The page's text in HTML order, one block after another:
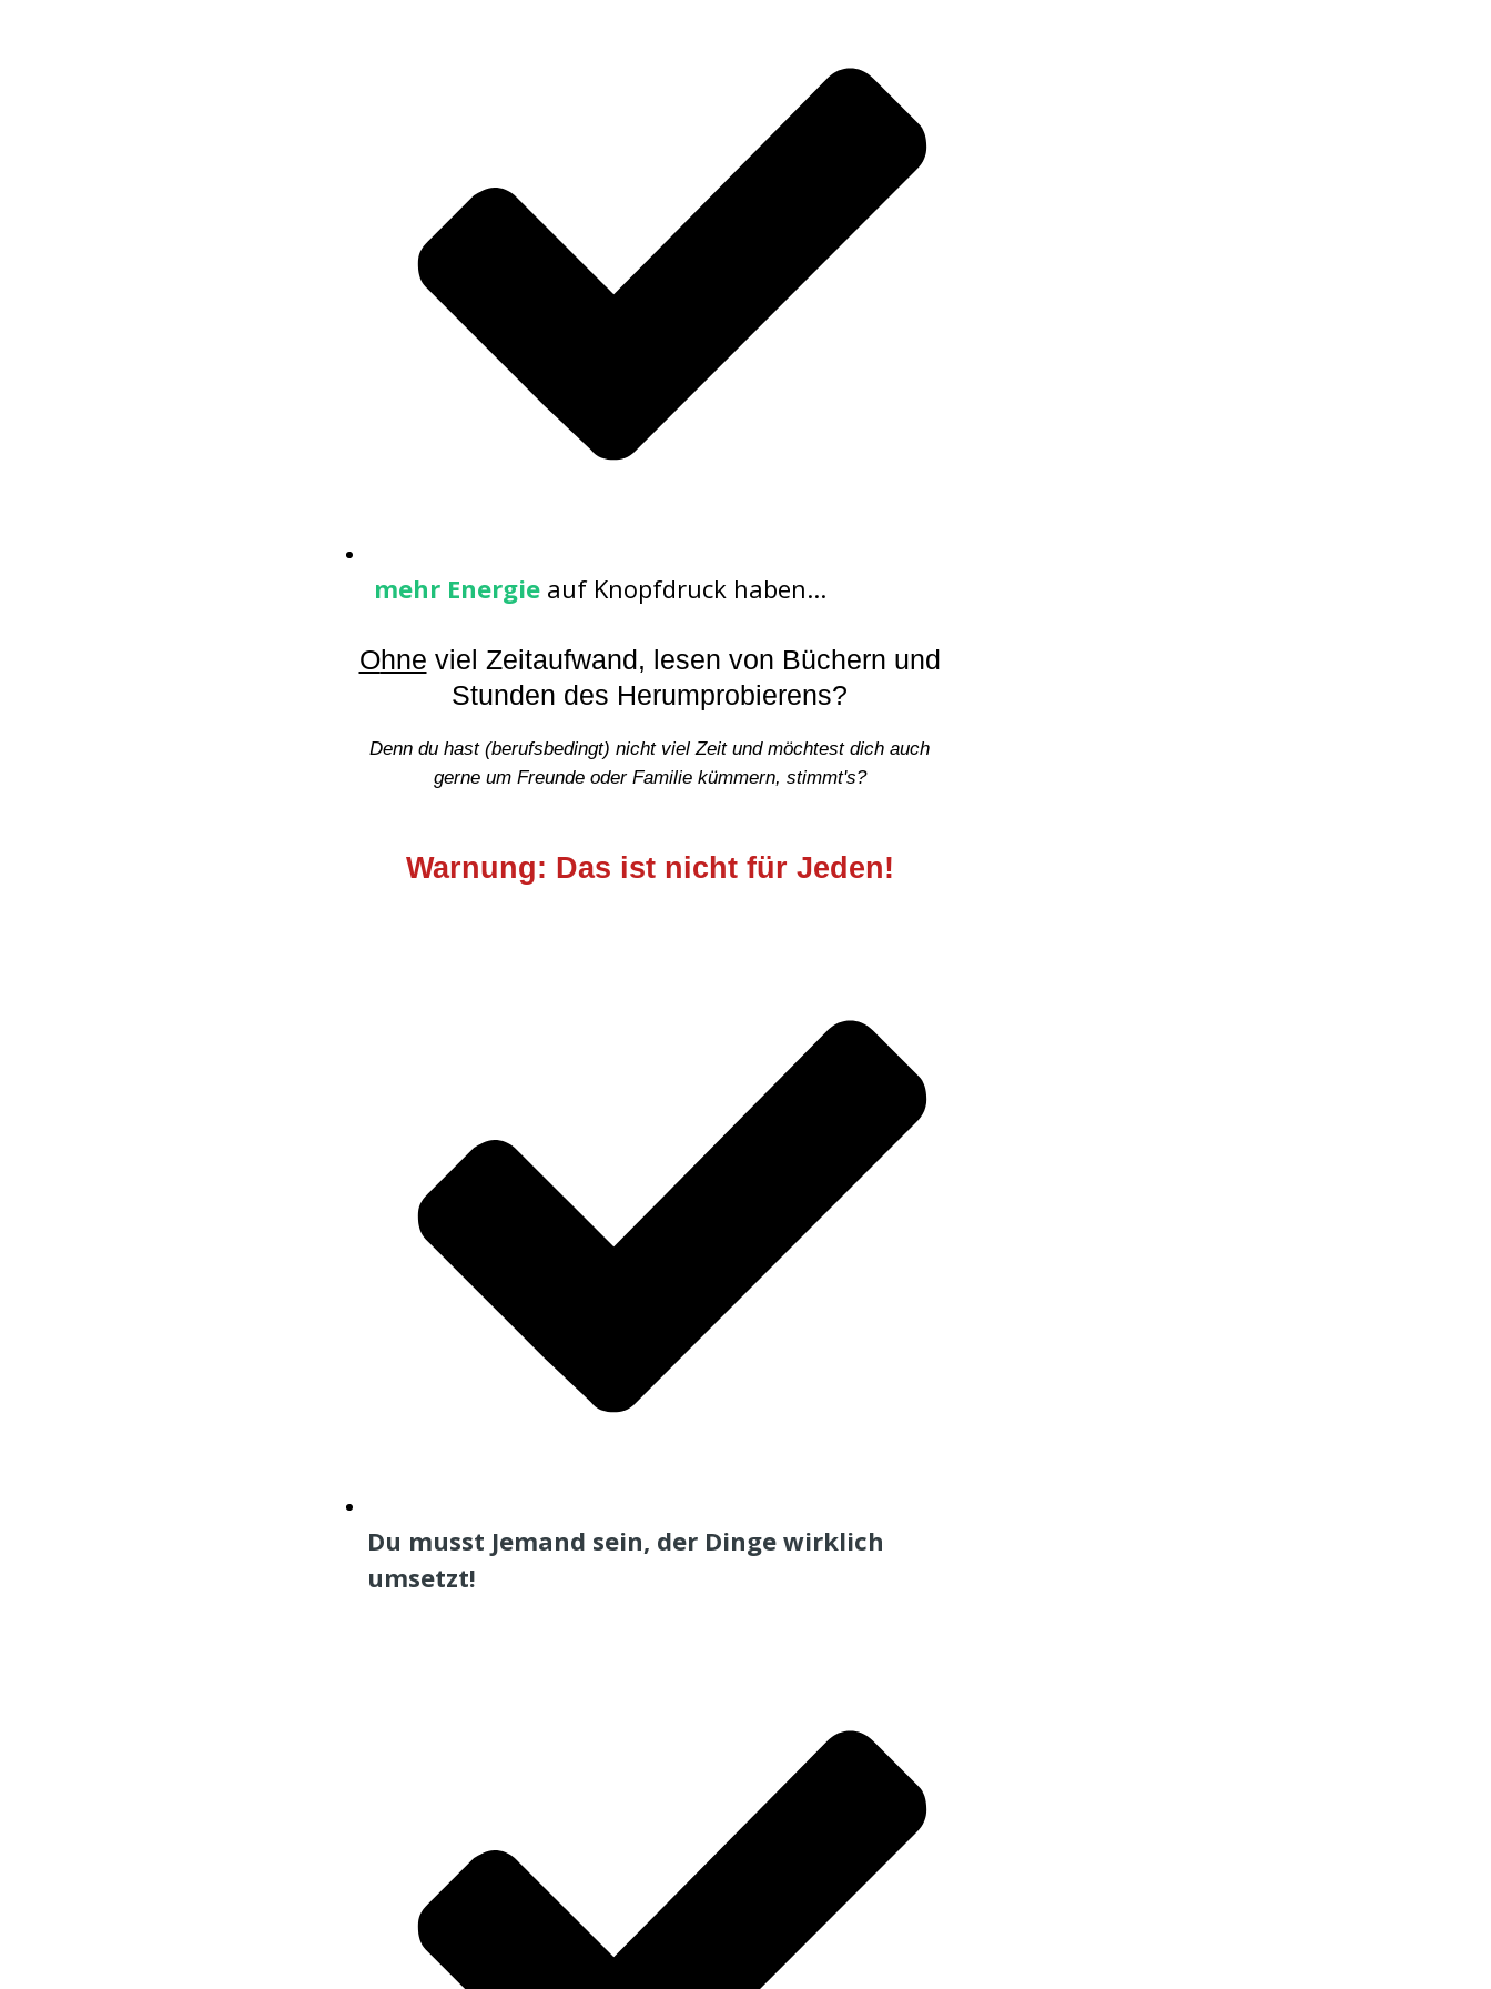
mehr Energie auf Knopfdruck haben...
Ohne viel Zeitaufwand, lesen von Büchern und
Stunden des Herumprobierens?
Denn du hast (berufsbedingt) nicht viel Zeit und möchtest dich auch
gerne um Freunde oder Familie kümmern, stimmt's?
Warnung: Das ist nicht für Jeden!
Du musst Jemand sein, der Dinge wirklich
umsetzt!